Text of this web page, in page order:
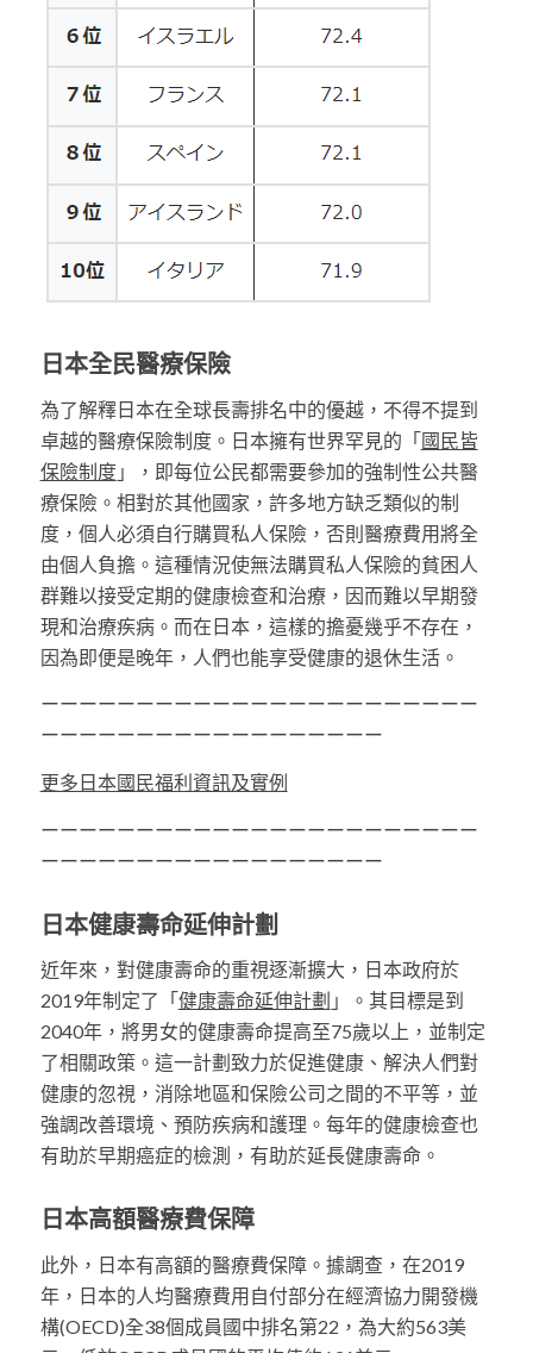
日本全民醫療保險
為了解釋日本在全球長壽排名中的優越，不得不提到
卓越的醫療保險制度。日本擁有世界罕見的「國民皆
保險制度」，即每位公民都需要參加的強制性公共醫
療保險。相對於其他國家，許多地方缺乏類似的制
度，個人必須自行購買私人保險，否則醫療費用將全
由個人負擔。這種情況使無法購買私人保險的貧困人
群難以接受定期的健康檢查和治療，因而難以早期發
現和治療疾病。而在日本，這樣的擔憂幾乎不存在，
因為即便是晚年，人們也能享受健康的退休生活。
ーーーーーーーーーーーーーーーーーーーーーーー
ーーーーーーーーーーーーーーーーーー
更多日本國民福利資訊及實例
ーーーーーーーーーーーーーーーーーーーーーーー
ーーーーーーーーーーーーーーーーーー
日本健康壽命延伸計劃
近年來，對健康壽命的重視逐漸擴大，日本政府於
2019年制定了「 健康壽命延伸計劃 」。其目標是到
2040年，將男女的健康壽命提高至75歲以上，並制定
了相關政策。這一計劃致力於促進健康、解決人們對
健康的忽視，消除地區和保險公司之間的不平等，並
強調改善環境、預防疾病和護理。每年的健康檢查也
有助於早期癌症的檢測，有助於延長健康壽命。
日本高額醫療費保障
此外，日本有高額的醫療費保障。據調查，在2019
年，日本的人均醫療費用自付部分在經濟協力開發機
構(OECD)全38個成員國中排名第22，為大約563美